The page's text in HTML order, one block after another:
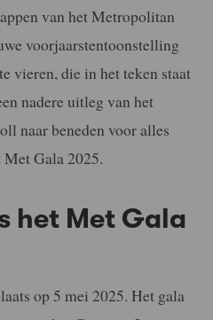
van het Metropolitan
voorjaarstentoonstelling
vieren, die in het teken staat
nadere uitleg van het
naar beneden voor alles
Gala 2025.
het Met Gala
op 5 mei 2025. Het gala